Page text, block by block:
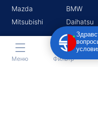
Mazda
Mitsubishi
BMW
Daihatsu
Меню Фильтр